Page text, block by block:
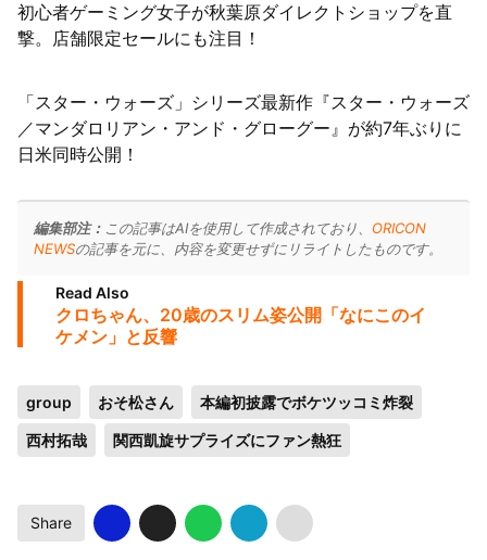
初心者ゲーミング女子が秋葉原ダイレクトショップを直
撃。店舗限定セールにも注目！
「スター・ウォーズ」シリーズ最新作『スター・ウォーズ
／マンダロリアン・アンド・グローグー』が約7年ぶりに
日米同時公開！
編集部注： この記事はAIを使用して作成されており、 ORICON
NEWSの記事を元に、内容を変更せずにリライトしたものです。
Read Also
クロちゃん、20歳のスリム姿公開「なにこのイ
ケメン」と反響
group おそ松さん 本編初披露でボケツッコミ炸裂
西村拓哉 関西凱旋サプライズにファン熱狂
Share